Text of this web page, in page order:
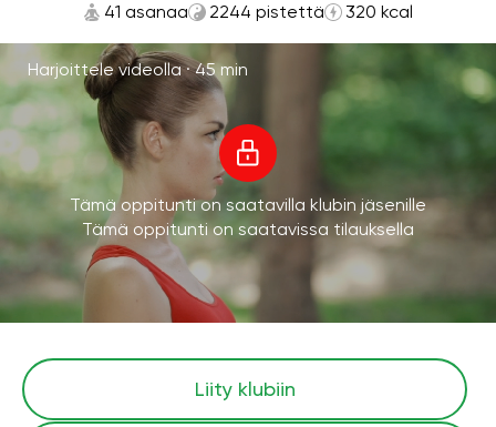
41 asanaa 2244 pistettä 320 kcal
Harjoittele videolla ·45 min
Tämä oppitunti on saatavilla klubin jäsenille
Tämä oppitunti on saatavissa tilauksella
Liity klubiin